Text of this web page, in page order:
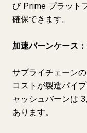
び Prime プラット
確保できます。
加速バーンケース
サプライチェーン
コストが製造パイ
ャッシュバーンは
あります。